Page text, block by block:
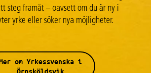
steg framåt – oavsett om du är ny i
yrke eller söker nya möjligheter.
om Yrkessvenska i
Örnsköldsvik